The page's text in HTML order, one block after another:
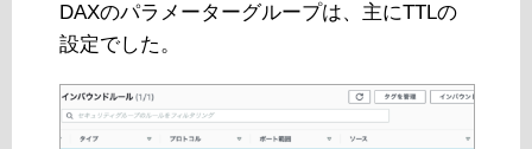
DAXのパラメーターグループは、主にTTLの
設定でした。